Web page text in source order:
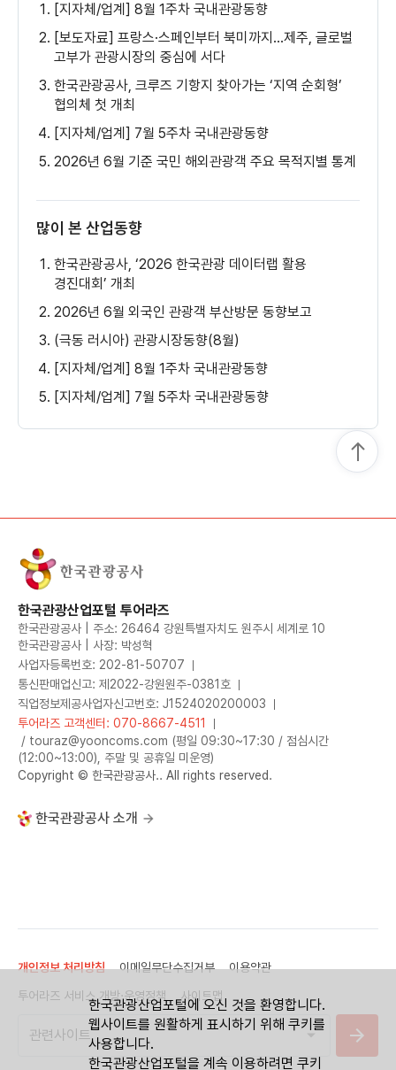
[지자체/업계] 8월 1주차 국내관광동향
[보도자료] 프랑스·스페인부터 북미까지…제주, 글로벌
고부가 관광시장의 중심에 서다
한국관광공사, 크루즈 기항지 찾아가는 ‘지역 순회형’
협의체 첫 개최
[지자체/업계] 7월 5주차 국내관광동향
2026년 6월 기준 국민 해외관광객 주요 목적지별 통계
많이 본 산업동향
한국관광공사, ‘2026 한국관광 데이터랩 활용
경진대회’ 개최
2026년 6월 외국인 관광객 부산방문 동향보고
(극동 러시아) 관광시장동향(8월)
[지자체/업계] 8월 1주차 국내관광동향
[지자체/업계] 7월 5주차 국내관광동향
한국관광산업포털 투어라즈
한국관광공사 | 주소: 26464 강원특별자치도 원주시 세계로 10
한국관광공사 | 사장: 박성혁
사업자등록번호: 202-81-50707
통신판매업신고: 제2022-강원원주-0381호
직업정보제공사업자신고번호: J1524020200003
투어라즈 고객센터: 070-8667-4511
/ touraz@yooncoms.com (평일 09:30~17:30 / 점심시간
(12:00~13:00), 주말 및 공휴일 미운영)
Copyright © 한국관광공사.. All rights reserved.
한국관광공사 소개
개인정보 처리방침 이메일무단수집거부
이용약관
투어라즈 서비스 개방·운영정책
사이트맵
한국관광산업포털에 오신 것을 환영합니다.
웹사이트를 원활하게 표시하기 위해 쿠키를
사용합니다.
한국관광산업포털을 계속 이용하려면 쿠키